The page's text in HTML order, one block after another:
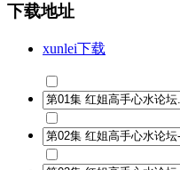
下载地址
xunlei下载